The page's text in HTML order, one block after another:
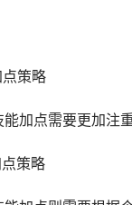
策略
加点需要更加注
策略